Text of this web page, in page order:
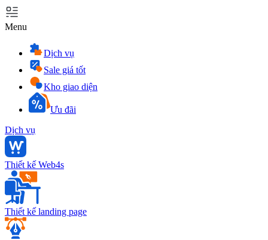
Menu
Dịch vụ
Sale giá tốt
Kho giao diện
Ưu đãi
Dịch vụ
Thiết kế Web4s
Thiết kế landing page